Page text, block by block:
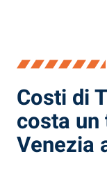
Costi di
costa
Venezia